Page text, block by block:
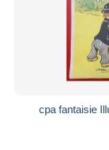
cpa fantaisie